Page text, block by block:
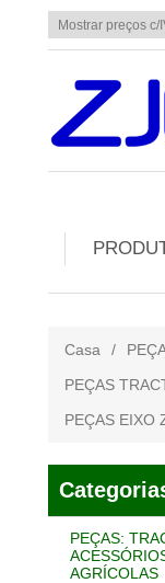
Casa /
PEÇAS
PEÇAS EIXO
PEÇAS:
AGRÍCOLAS